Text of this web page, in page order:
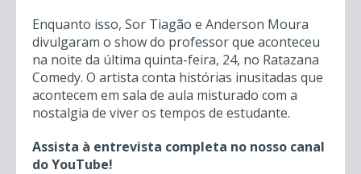
Enquanto isso, Sor Tiagão e Anderson Moura
divulgaram o show do professor que aconteceu
na noite da última quinta-feira, 24, no Ratazana
Comedy. O artista conta histórias inusitadas que
acontecem em sala de aula misturado com a
nostalgia de viver os tempos de estudante.
Assista à entrevista completa no nosso canal
do YouTube!